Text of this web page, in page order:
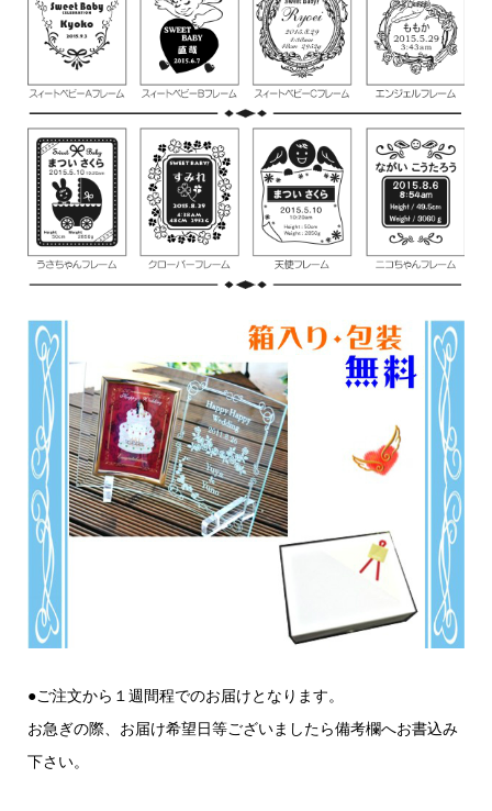
●ご注文から１週間程でのお届けとなります。
お急ぎの際、お届け希望日等ございましたら備考欄へお書込み
下さい。